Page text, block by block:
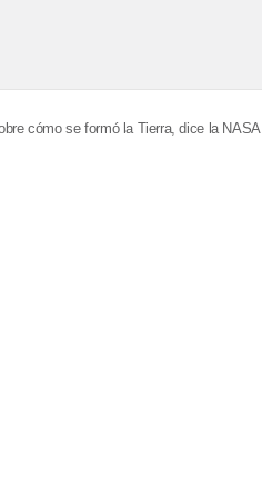
cómo se formó la Tierra, dice la NASA